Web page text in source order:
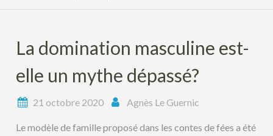
La domination masculine est-
elle un mythe dépassé?
21 octobre 2020 Agnès Le Guernic
Le modèle de famille proposé dans les contes de fées a été